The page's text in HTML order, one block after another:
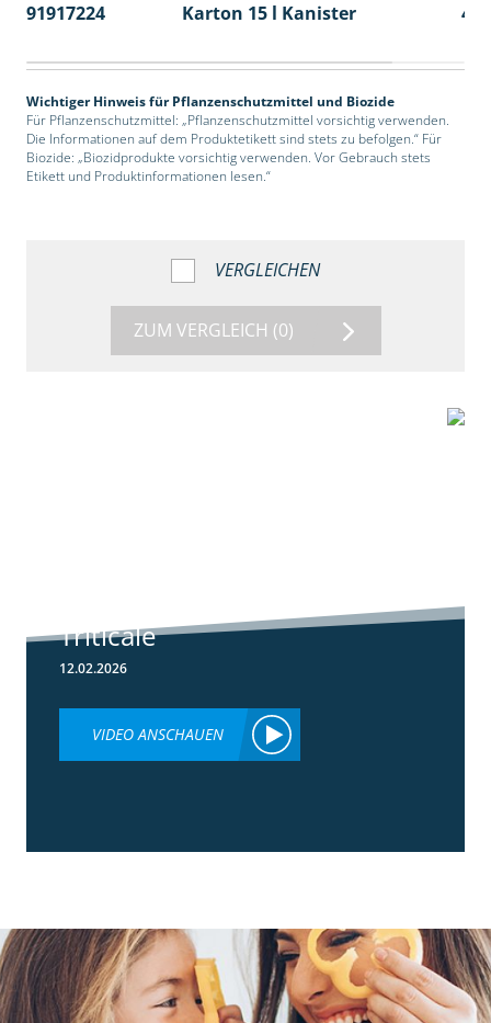
91917224 Karton 15 l Kanister 48
Wichtiger Hinweis für Pflanzenschutzmittel und Biozide
Für Pflanzenschutzmittel: „Pflanzenschutzmittel vorsichtig verwenden.
Die Informationen auf dem Produktetikett sind stets zu befolgen.“ Für
Biozide: „Biozidprodukte vorsichtig verwenden. Vor Gebrauch stets
Etikett und Produktinformationen lesen.“
VERGLEICHEN
ZUM VERGLEICH (0)
Triticale
12.02.2026
VIDEO ANSCHAUEN